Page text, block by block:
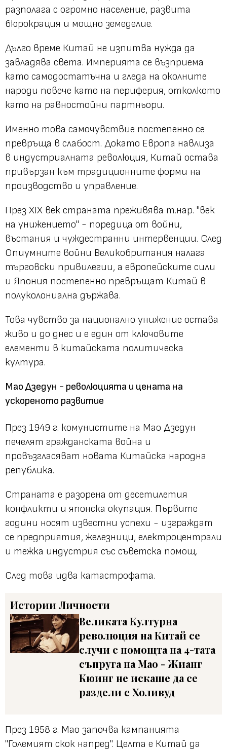
разполага с огромно население, развита
бюрокрация и мощно земеделие.
Дълго време Китай не изпитва нужда да
завладява света. Империята се възприема
като самодостатъчна и гледа на околните
народи повече като на периферия, отколкото
като на равностойни партньори.
Именно това самочувствие постепенно се
превръща в слабост. Докато Европа навлиза
в индустриалната революция, Китай остава
привързан към традиционните форми на
производство и управление.
През XIX век страната преживява т.нар. "век
на унижението" - поредица от войни,
въстания и чуждестранни интервенции. След
Опиумните войни Великобритания налага
търговски привилегии, а европейските сили
и Япония постепенно превръщат Китай в
полуколониална държава.
Това чувство за национално унижение остава
живо и до днес и е един от ключовите
елементи в китайската политическа
култура.
Мао Дзедун - революцията и цената на
ускореното развитие
През 1949 г. комунистите на Мао Дзедун
печелят гражданската война и
провъзгласяват новата Китайска народна
република.
Страната е разорена от десетилетия
конфликти и японска окупация. Първите
години носят известни успехи - изграждат
се предприятия, железници, електроцентрали
и тежка индустрия със съветска помощ.
След това идва катастрофата.
ИсторииЛичности
Великата Културна
революция на Китай се
случи с помощта на 4-тата
съпруга на Мао - Жианг
Кюинг не искаше да се
раздели с Холивуд
През 1958 г. Мао започва кампанията
"Големият скок напред". Целта е Китай да